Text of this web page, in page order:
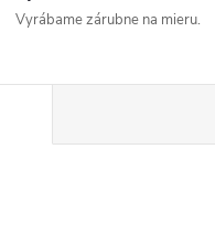
Vyrábame zárubne na mieru.